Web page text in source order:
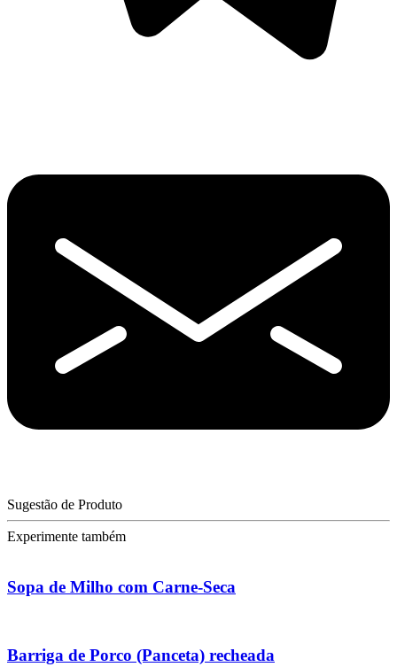
Sugestão de Produto
Experimente também
Sopa de Milho com Carne-Seca
Barriga de Porco (Panceta) recheada